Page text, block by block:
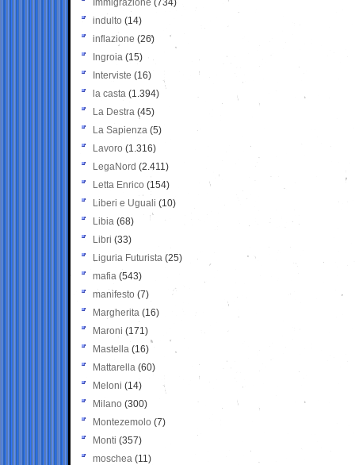
Immigrazione (734)
indulto (14)
inflazione (26)
Ingroia (15)
Interviste (16)
la casta (1.394)
La Destra (45)
La Sapienza (5)
Lavoro (1.316)
LegaNord (2.411)
Letta Enrico (154)
Liberi e Uguali (10)
Libia (68)
Libri (33)
Liguria Futurista (25)
mafia (543)
manifesto (7)
Margherita (16)
Maroni (171)
Mastella (16)
Mattarella (60)
Meloni (14)
Milano (300)
Montezemolo (7)
Monti (357)
moschea (11)